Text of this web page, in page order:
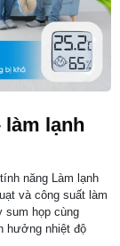
lạnh
năng Làm lạnh
và công suất làm
sum họp cùng
hưởng nhiệt độ